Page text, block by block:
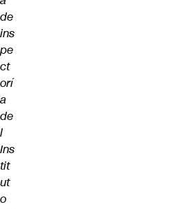
de
ins
pe
ct
orí
a
de
l
Ins
tit
ut
o